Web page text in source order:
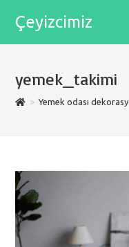
content
Çeyizcimiz
yemek_takimi
> Yemek odası